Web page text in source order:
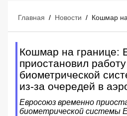
Главная / Новости /
Кошмар на границе:
приостановил работу
биометрической
из-за очередей в
Евросоюз временно
биометрической системы